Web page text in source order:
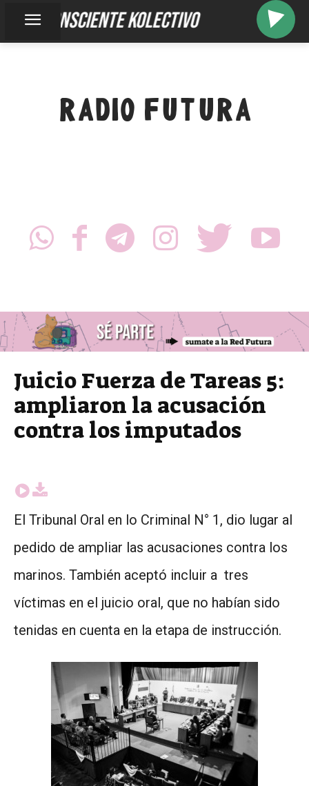
inconsciente kolectivo
RADIO FUTURA
Juicio Fuerza de Tareas 5:
ampliaron la acusación
contra los imputados
El Tribunal Oral en lo Criminal N° 1, dio lugar al
pedido de ampliar las acusaciones contra los
marinos. También aceptó incluir a tres
víctimas en el juicio oral, que no habían sido
tenidas en cuenta en la etapa de instrucción.